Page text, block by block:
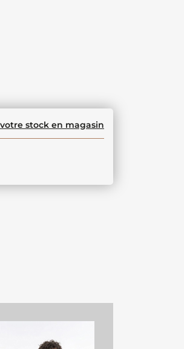
stock en magasin